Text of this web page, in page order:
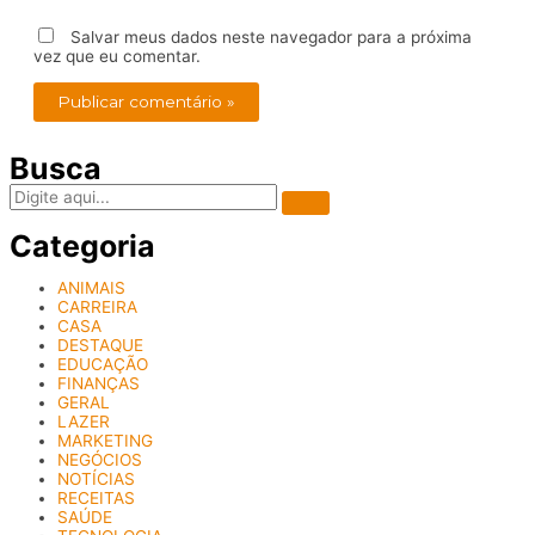
Salvar meus dados neste navegador para a próxima
vez que eu comentar.
Busca
Categoria
ANIMAIS
CARREIRA
CASA
DESTAQUE
EDUCAÇÃO
FINANÇAS
GERAL
LAZER
MARKETING
NEGÓCIOS
NOTÍCIAS
RECEITAS
SAÚDE